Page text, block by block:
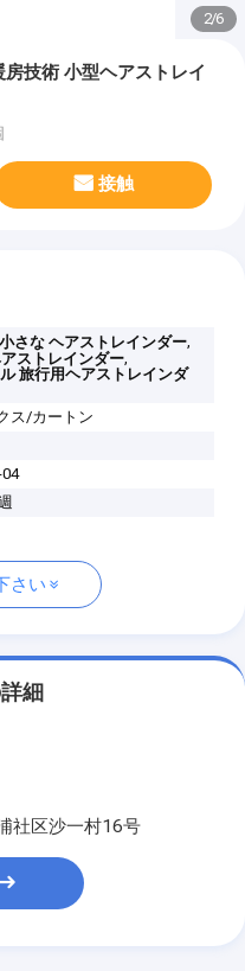
2/6
技術 小型ヘアストレイ
接触
さな ヘアストレインダー,
ストレインダー,
旅行用ヘアストレインダ
ス/カートン
04
さい
細
社区沙一村16号